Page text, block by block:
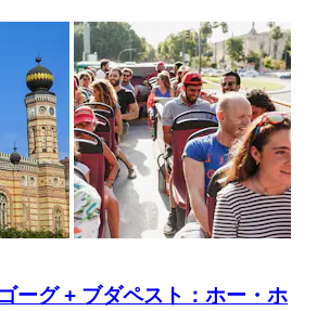
ーグ + ブダペスト：ホー・ホ